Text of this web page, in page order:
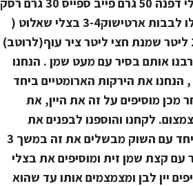
עגבניות 200 גרם דבש 4-5 כוכבי אניסמקלות קינמון קילו לבבות ארטישוק3-4 בצלי שאלוט (
לקרם )יחידה של קרישה 100 cc יין לבן נתח של בייקון 2 ליטר שמנת חצי ליטר ציר עוף(לרוטב)
של השוק טלה וצרבנו אותם בסיר עם מעט שמן . הנחנו
את הירקות הארומטיים ביחד
מוסיפים על זה את היין, את
לקחנו והוספנו לבפנים את
התבלינים: רסק עגבניות, מקלות קינמון וכוכבי אניס . ביחד עם השוק מבשלים את זה במשך 3
סיר עם קצת שמן זית ומוסיפים את בצלי
יין לבן ומצמצמים אותו עד שהוא